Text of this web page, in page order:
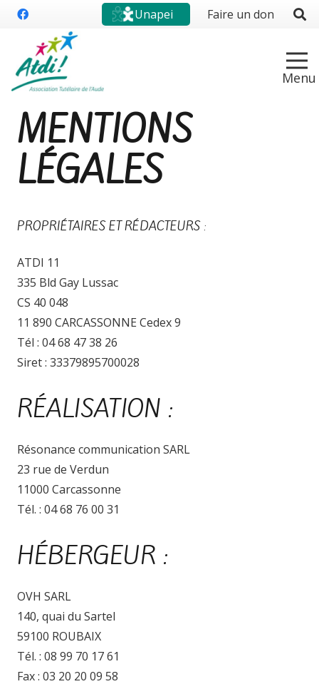
Unapei Faire un don
MENTIONS
LÉGALES
PROPRIÉTAIRES ET RÉDACTEURS :
ATDI 11
335 Bld Gay Lussac
CS 40 048
11 890 CARCASSONNE Cedex 9
Tél : 04 68 47 38 26
Siret : 33379895700028
RÉALISATION :
Résonance communication SARL
23 rue de Verdun
11000 Carcassonne
Tél. : 04 68 76 00 31
HÉBERGEUR :
OVH SARL
140, quai du Sartel
59100 ROUBAIX
Tél. : 08 99 70 17 61
Fax : 03 20 20 09 58